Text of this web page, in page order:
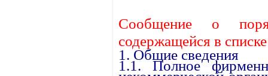
Сообщение о
содержащейся в
1. Общие сведения
1.1. Полное